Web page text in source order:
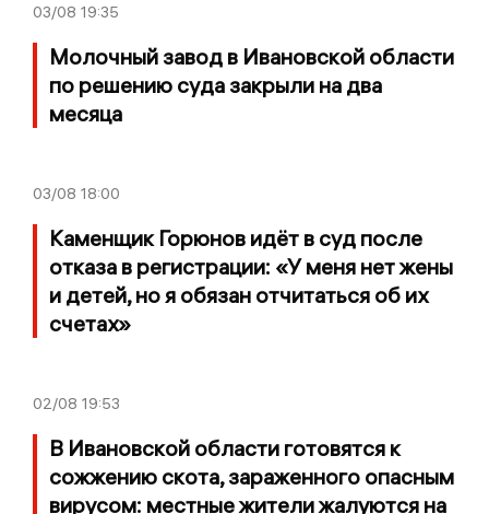
03/08 19:35
Молочный завод в Ивановской области
по решению суда закрыли на два
месяца
03/08 18:00
Каменщик Горюнов идёт в суд после
отказа в регистрации: «У меня нет жены
и детей, но я обязан отчитаться об их
счетах»
02/08 19:53
В Ивановской области готовятся к
сожжению скота, зараженного опасным
вирусом: местные жители жалуются на